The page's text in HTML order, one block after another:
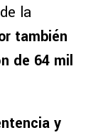
la
también
de 64 mil
y